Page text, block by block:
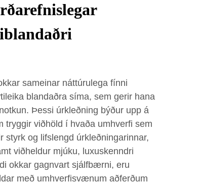
sameinar náttúrulega fínni
blandaðra síma, sem gerir hana
Þessi úrkleðning býður upp á
tryggir viðhöld í hvaða umhverfi sem
og lifslengd úrkleðningarinnar,
viðheldur mjúku, luxuskenndri
okkar gagnvart sjálfbærni, eru
með umhverfisvænum aðferðum